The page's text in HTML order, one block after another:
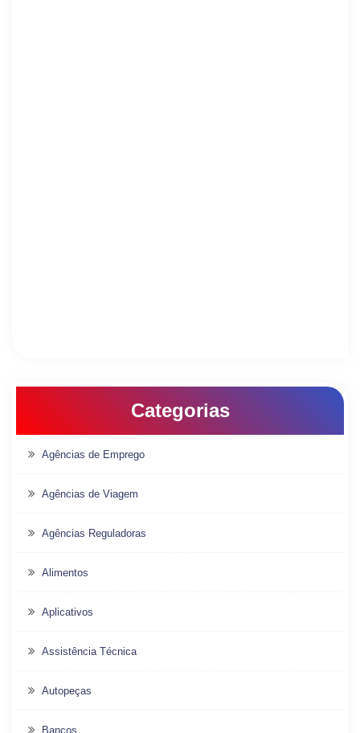
Categorias
Agências de Emprego
Agências de Viagem
Agências Reguladoras
Alimentos
Aplicativos
Assistência Técnica
Autopeças
Bancos